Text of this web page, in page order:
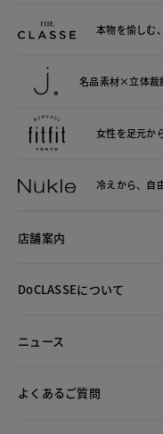
本物を愉しむ
名品素材×立体裁
女性を足元か
冷えから、 自
店舗案内
DoCLASSEについて
ニュース
よくあるご質問